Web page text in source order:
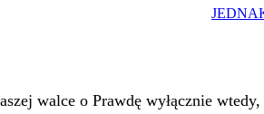
walce o Prawdę wyłącznie